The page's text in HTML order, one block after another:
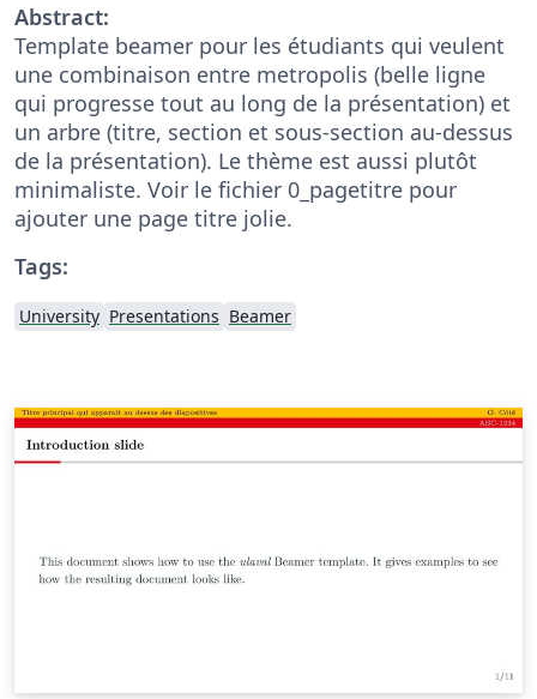
Abstract:
Template beamer pour les étudiants qui veulent
une combinaison entre metropolis (belle ligne
qui progresse tout au long de la présentation) et
un arbre (titre, section et sous-section au-dessus
de la présentation). Le thème est aussi plutôt
minimaliste. Voir le fichier 0_pagetitre pour
ajouter une page titre jolie.
Tags:
University Presentations Beamer